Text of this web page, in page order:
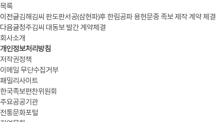
목록
이전글김해김씨 판도판서공(삼현파)후 한림공파 용현문중 족보 제작 계약 체결
다음글청주김씨 대동보 발간 계약체결
회사소개
개인정보처리방침
저작권정책
이메일 무단수집거부
패밀리사이트
한국족보편찬위원회
주요공공기관
전통문화포털